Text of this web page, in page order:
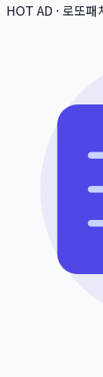
HOT AD · 로또패